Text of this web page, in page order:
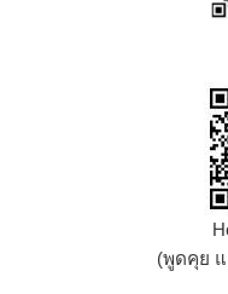
(พูดคุย